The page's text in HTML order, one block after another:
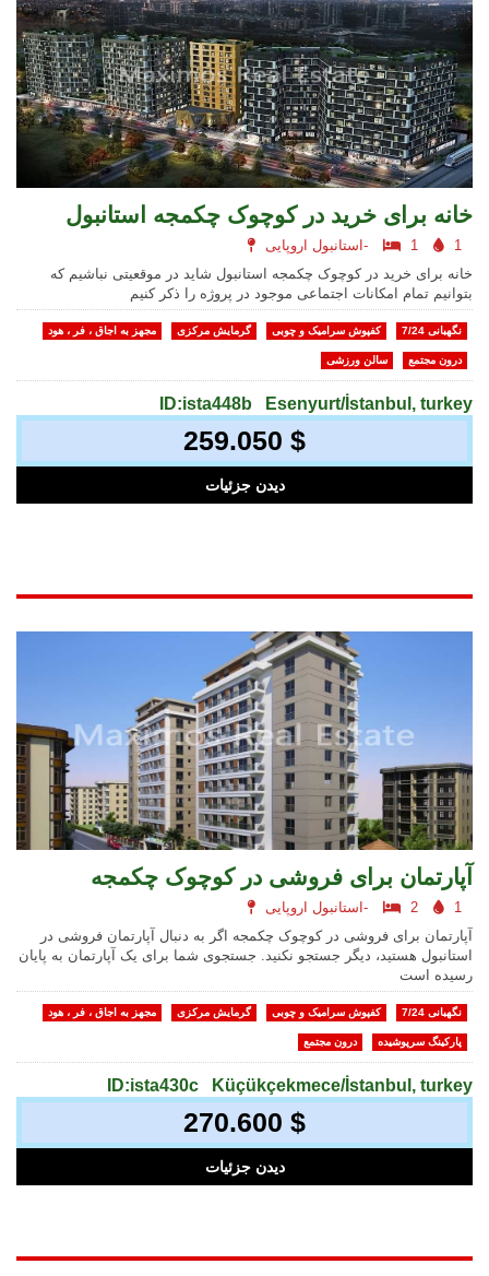
خانه برای خرید در کوچوک چکمجه استانبول
استانبول اروپایی- 1
1
خانه برای خرید در کوچوک چکمجه استانبول شاید در موقعیتی نباشیم که
بتوانیم تمام امکانات اجتماعی موجود در پروژه را ذکر کنیم
مجهز به اجاق ، فر ، هود گرمایش مرکزی کفپوش سرامیک و چوبی نگهبانی 7/24
سالن ورزشی درون مجتمع
ID:ista448b Esenyurt/İstanbul, turkey
259.050 $
دیدن جزئیات
آپارتمان برای فروشی در کوچوک چکمجه
استانبول اروپایی- 2
1
آپارتمان برای فروشی در کوچوک چکمجه اگر به دنبال آپارتمان فروشی در
استانبول هستید، دیگر جستجو نکنید. جستجوی شما برای یک آپارتمان به پایان
رسیده است
مجهز به اجاق ، فر ، هود گرمایش مرکزی کفپوش سرامیک و چوبی نگهبانی 7/24
درون مجتمع پارکینگ سرپوشیده
ID:ista430c Küçükçekmece/İstanbul, turkey
270.600 $
دیدن جزئیات